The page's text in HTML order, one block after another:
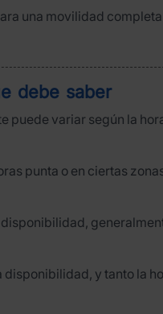
una movilidad
debe saber
variar según la
punta o en ciertas
disponibilidad, y tanto la